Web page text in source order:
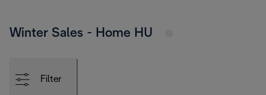
Winter Sales - Home HU
Filter